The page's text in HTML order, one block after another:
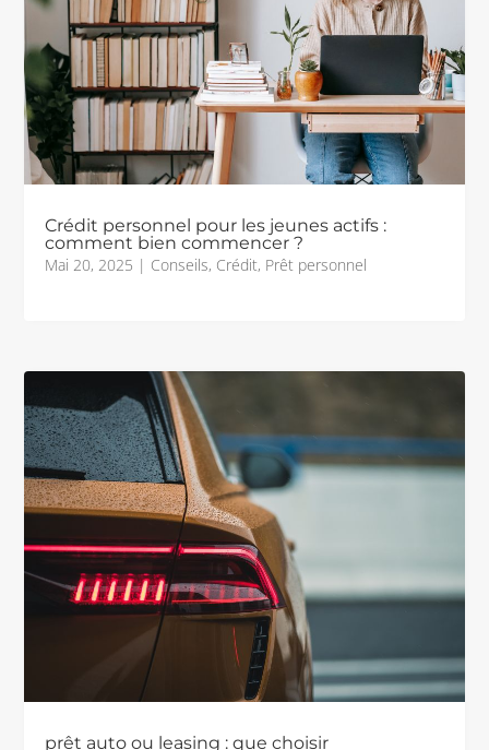
Crédit personnel pour les jeunes actifs :
comment bien commencer ?
Mai 20, 2025 | Conseils, Crédit, Prêt personnel
prêt auto ou leasing : que choisir